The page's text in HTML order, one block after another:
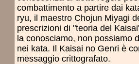
combattimento a partire dai
ryu, il maestro Chojun Miyagi
prescrizioni di "teoria del
la conosciamo, non possiamo
nei kata. Il Kaisai no Genri è
messaggio crittografato.